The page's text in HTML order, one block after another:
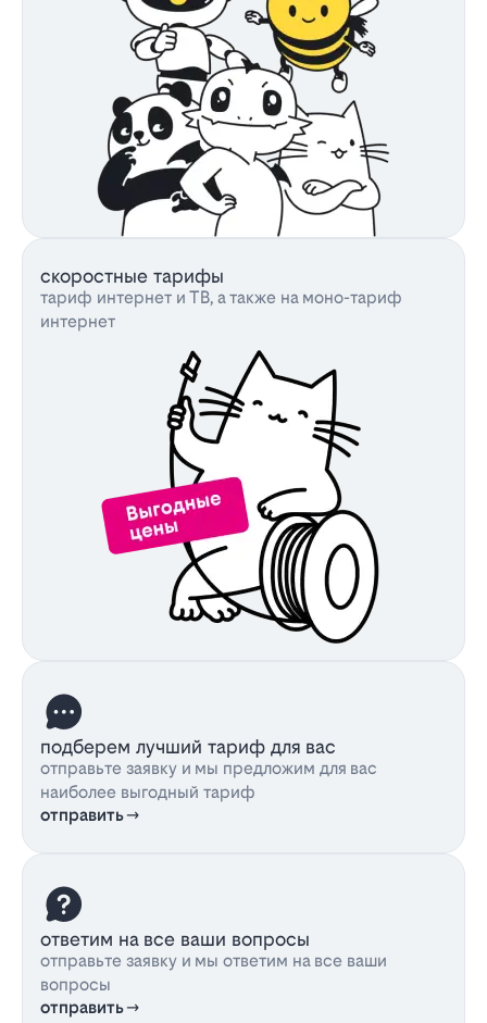
скоростные тарифы
тариф интернет и ТВ, а также на моно-тариф
интернет
подберем лучший тариф для вас
отправьте заявку и мы предложим для вас
наиболее выгодный тариф
отправить
ответим на все ваши вопросы
отправьте заявку и мы ответим на все ваши
вопросы
отправить